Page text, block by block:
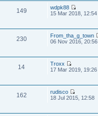
149
wdpk88
15 Mar 2018, 12:54
230
From_tha_g_town
06 Nov 2016, 20:56
14
Troxx
17 Mar 2019, 19:26
162
rudisco
18 Jul 2015, 12:58